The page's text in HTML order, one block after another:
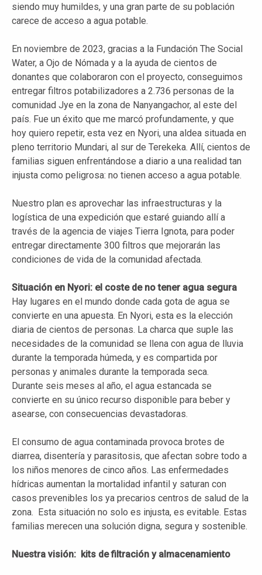
siendo muy humildes, y una gran parte de su población
carece de acceso a agua potable.
En noviembre de 2023, gracias a la Fundación The Social
Water, a Ojo de Nómada y a la ayuda de cientos de
donantes que colaboraron con el proyecto, conseguimos
entregar filtros potabilizadores a 2.736 personas de la
comunidad Jye en la zona de Nanyangachor, al este del
país. Fue un éxito que me marcó profundamente, y que
hoy quiero repetir, esta vez en Nyori, una aldea situada en
pleno territorio Mundari, al sur de Terekeka. Allí, cientos de
familias siguen enfrentándose a diario a una realidad tan
injusta como peligrosa: no tienen acceso a agua potable.
Nuestro plan es aprovechar las infraestructuras y la
logística de una expedición que estaré guiando allí a
través de la agencia de viajes Tierra Ignota, para poder
entregar directamente 300 filtros que mejorarán las
condiciones de vida de la comunidad afectada.
Situación en Nyori: el coste de no tener agua segura
Hay lugares en el mundo donde cada gota de agua se
convierte en una apuesta. En Nyori, esta es la elección
diaria de cientos de personas. La charca que suple las
necesidades de la comunidad se llena con agua de lluvia
durante la temporada húmeda, y es compartida por
personas y animales durante la temporada seca.
Durante seis meses al año, el agua estancada se
convierte en su único recurso disponible para beber y
asearse, con consecuencias devastadoras.
El consumo de agua contaminada provoca brotes de
diarrea, disentería y parasitosis, que afectan sobre todo a
los niños menores de cinco años. Las enfermedades
hídricas aumentan la mortalidad infantil y saturan con
casos prevenibles los ya precarios centros de salud de la
zona. Esta situación no solo es injusta, es evitable. Estas
familias merecen una solución digna, segura y sostenible.
Nuestra visión: kits de filtración y almacenamiento